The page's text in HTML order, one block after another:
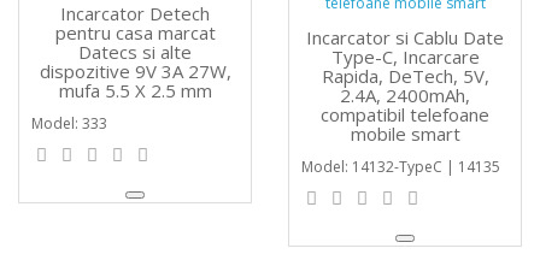
Incarcator Detech
pentru casa marcat
Datecs si alte
dispozitive 9V 3A 27W,
mufa 5.5 X 2.5 mm
Model: 333
Incarcator si Cablu Date
Type-C, Incarcare
Rapida, DeTech, 5V,
2.4A, 2400mAh,
compatibil telefoane
mobile smart
Model: 14132-TypeC | 14135